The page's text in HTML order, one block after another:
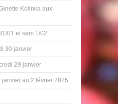
Kolinka aux
01 et sam 1/02
30 janvier
29 janvier
janvier au 2 février 2025